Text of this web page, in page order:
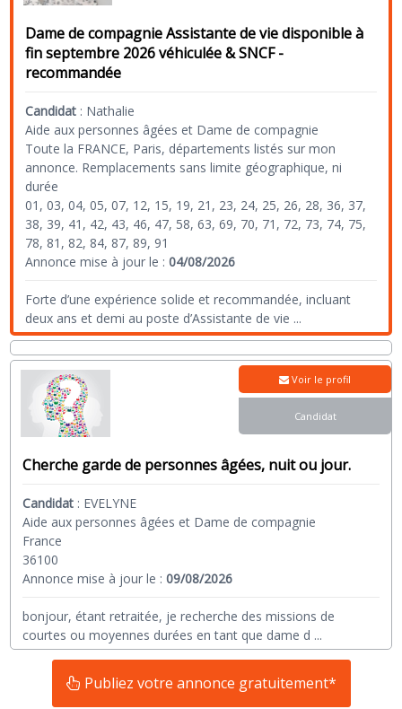
Dame de compagnie Assistante de vie disponible à
fin septembre 2026 véhiculée & SNCF -
recommandée
Candidat : Nathalie
Aide aux personnes âgées et Dame de compagnie
Toute la FRANCE, Paris, départements listés sur mon
annonce. Remplacements sans limite géographique, ni
durée
01, 03, 04, 05, 07, 12, 15, 19, 21, 23, 24, 25, 26, 28, 36, 37,
38, 39, 41, 42, 43, 46, 47, 58, 63, 69, 70, 71, 72, 73, 74, 75,
78, 81, 82, 84, 87, 89, 91
Annonce mise à jour le :04/08/2026
Forte d’une expérience solide et recommandée, incluant
deux ans et demi au poste d’Assistante de vie ...
Cherche garde de personnes âgées, nuit ou jour.
Candidat : EVELYNE
Aide aux personnes âgées et Dame de compagnie
France
36100
Annonce mise à jour le :09/08/2026
bonjour, étant retraitée, je recherche des missions de
courtes ou moyennes durées en tant que dame d ...
Voir le profil
Candidat
Publiez votre annonce gratuitement*